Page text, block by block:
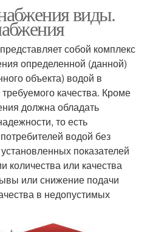
виды.
собой комплекс
определенной (данной)
объекта) водой в
качества. Кроме
должна обладать
то есть
водой без
показателей
количества или качества
или снижение подачи
в недопустимых